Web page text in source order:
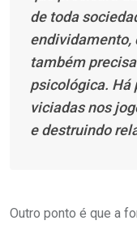
de toda
endividamento,
também
psicológica. Há
viciadas nos
e destruindo
Outro ponto é que a